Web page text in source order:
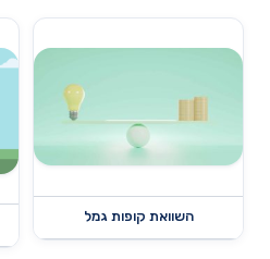
השוואת קופות גמל